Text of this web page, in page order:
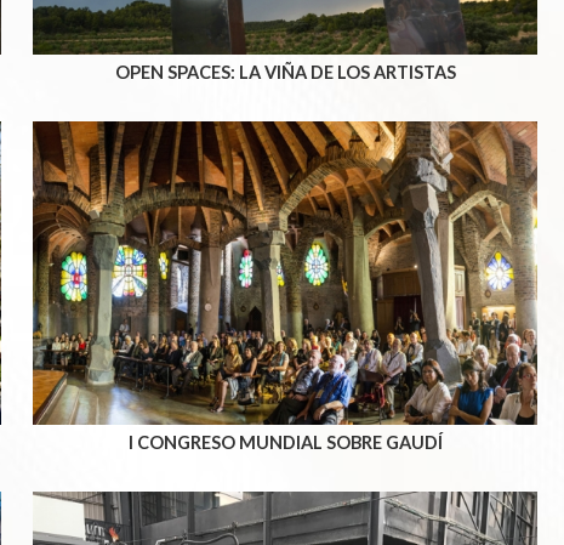
OPEN SPACES: LA VIÑA DE LOS ARTISTAS
I CONGRESO MUNDIAL SOBRE GAUDÍ